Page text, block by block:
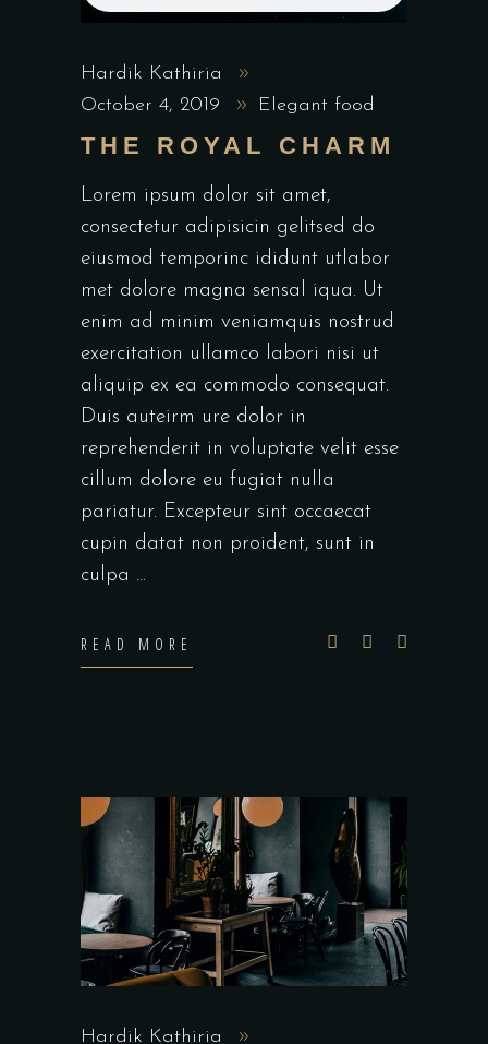
Hardik Kathiria
October 4, 2019
Elegant food
THE ROYAL CHARM
Lorem ipsum dolor sit amet,
consectetur adipisicin gelitsed do
eiusmod temporinc ididunt utlabor
met dolore magna sensal iqua. Ut
enim ad minim veniamquis nostrud
exercitation ullamco labori nisi ut
aliquip ex ea commodo consequat.
Duis auteirm ure dolor in
reprehenderit in voluptate velit esse
cillum dolore eu fugiat nulla
pariatur. Excepteur sint occaecat
cupin datat non proident, sunt in
culpa
READ MORE
Hardik Kathiria